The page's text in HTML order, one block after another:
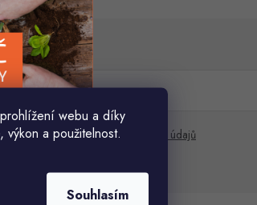
webu a díky
a použitelnost.
Souhlasím
spodmínkami ochrany osobních údajů